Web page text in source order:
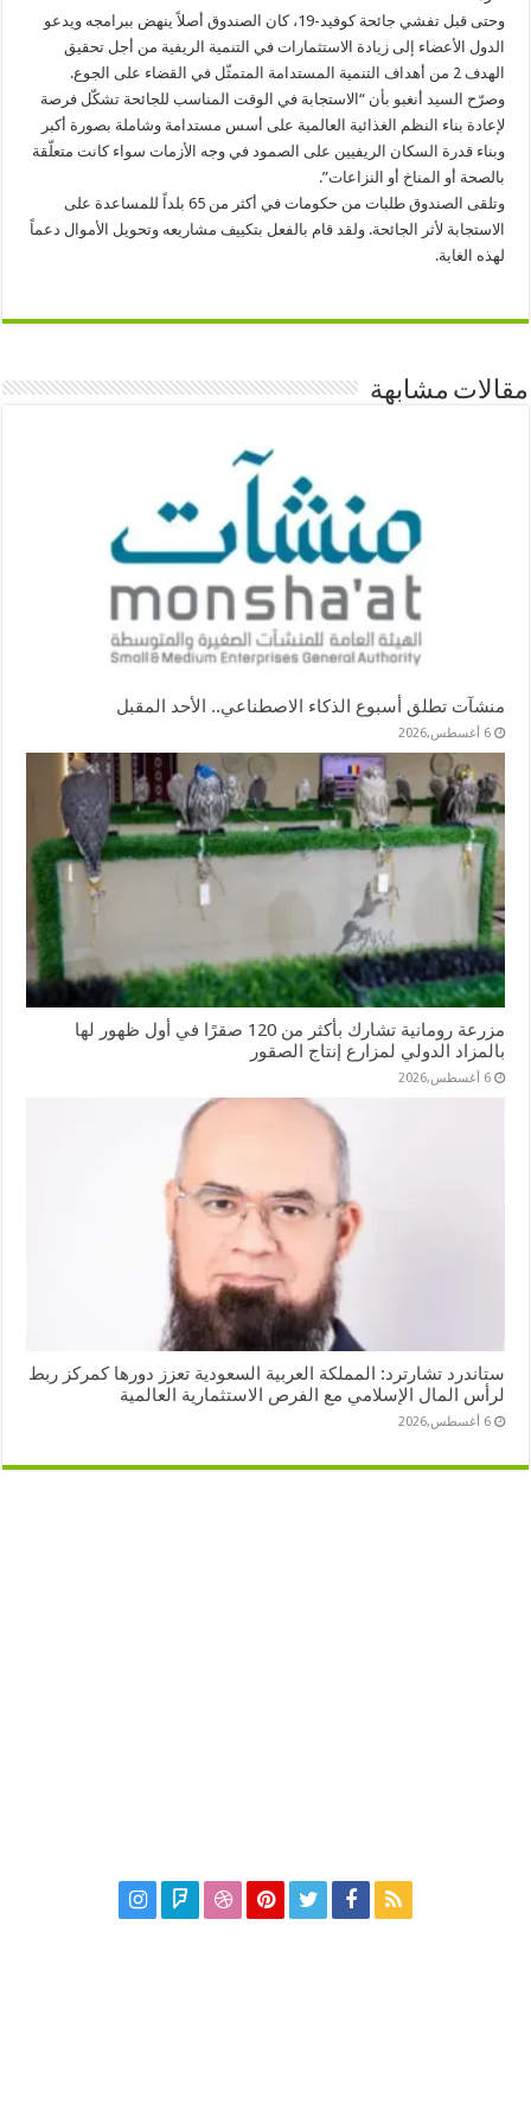
وحتى قبل تفشي جائحة كوفيد-19، كان الصندوق أصلاً ينهض ببرامجه ويدعو
الدول الأعضاء إلى زيادة الاستثمارات في التنمية الريفية من أجل تحقيق
الهدف 2 من أهداف التنمية المستدامة المتمثّل في القضاء على الجوع.
وصرّح السيد أنغبو بأن “الاستجابة في الوقت المناسب للجائحة تشكّل فرصة
لإعادة بناء النظم الغذائية العالمية على أسس مستدامة وشاملة بصورة أكبر
وبناء قدرة السكان الريفيين على الصمود في وجه الأزمات سواء كانت متعلّقة
بالصحة أو المناخ أو النزاعات”.
وتلقى الصندوق طلبات من حكومات في أكثر من 65 بلداً للمساعدة على
الاستجابة لأثر الجائحة. ولقد قام بالفعل بتكييف مشاريعه وتحويل الأموال دعماً
لهذه الغاية.
مقالات مشابهة
منشآت تطلق أسبوع الذكاء الاصطناعي.. الأحد المقبل
6 أغسطس,2026
مزرعة رومانية تشارك بأكثر من 120 صقرًا في أول ظهور لها
بالمزاد الدولي لمزارع إنتاج الصقور
6 أغسطس,2026
ستاندرد تشارترد: المملكة العربية السعودية تعزز دورها كمركز ربط
لرأس المال الإسلامي مع الفرص الاستثمارية العالمية
6 أغسطس,2026